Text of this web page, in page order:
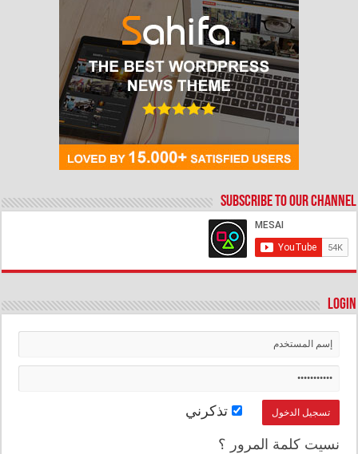
Subscribe to our Channel
Login
تذكرني
نسيت كلمة المرور ؟